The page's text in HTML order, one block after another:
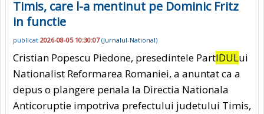
Timis, care l-a mentinut pe Dominic Fritz
in functie
publicat 2026-08-05 10:30:07(Jurnalul-National)
Cristian Popescu Piedone, presedintele PartIDULui
Nationalist Reformarea Romaniei, a anuntat ca a
depus o plangere penala la Directia Nationala
Anticoruptie impotriva prefectului judetului Timis,